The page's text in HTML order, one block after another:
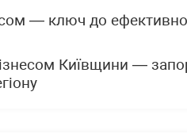
— ключ до
Київщини —